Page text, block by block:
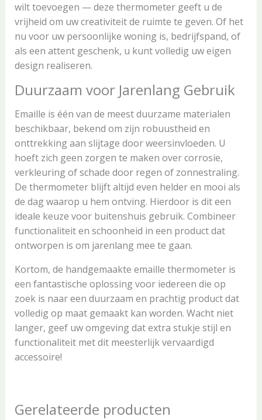
wilt toevoegen — deze thermometer geeft u de
vrijheid om uw creativiteit de ruimte te geven. Of het
nu voor uw persoonlijke woning is, bedrijfspand, of
als een attent geschenk, u kunt volledig uw eigen
design realiseren.
Duurzaam voor Jarenlang Gebruik
Emaille is één van de meest duurzame materialen
beschikbaar, bekend om zijn robuustheid en
onttrekking aan slijtage door weersinvloeden. U
hoeft zich geen zorgen te maken over corrosie,
verkleuring of schade door regen of zonnestraling.
De thermometer blijft altijd even helder en mooi als
de dag waarop u hem ontving. Hierdoor is dit een
ideale keuze voor buitenshuis gebruik. Combineer
functionaliteit en schoonheid in een product dat
ontworpen is om jarenlang mee te gaan.
Kortom, de handgemaakte emaille thermometer is
een fantastische oplossing voor iedereen die op
zoek is naar een duurzaam en prachtig product dat
volledig op maat gemaakt kan worden. Wacht niet
langer, geef uw omgeving dat extra stukje stijl en
functionaliteit met dit meesterlijk vervaardigd
accessoire!
Gerelateerde producten